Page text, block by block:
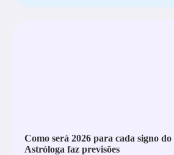
Como será 2026 para cada signo do
Astróloga faz previsões